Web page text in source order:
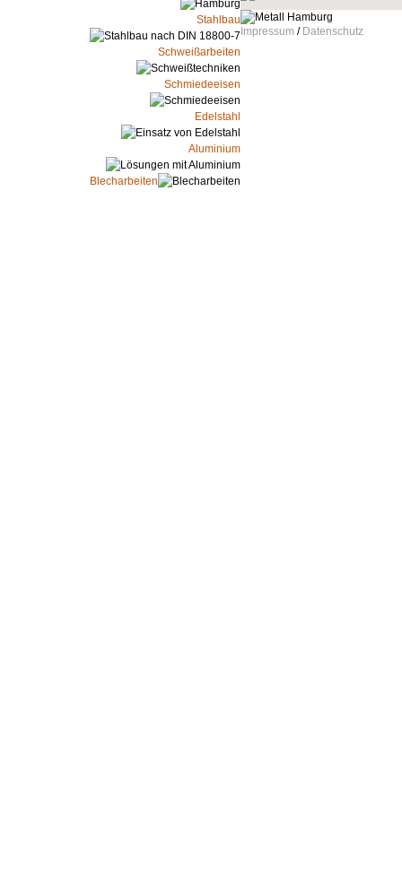
Stahlbau
Schweißarbeiten
Schmiedeeisen
Edelstahl
Aluminium
Blecharbeiten
Impressum / Datenschutz